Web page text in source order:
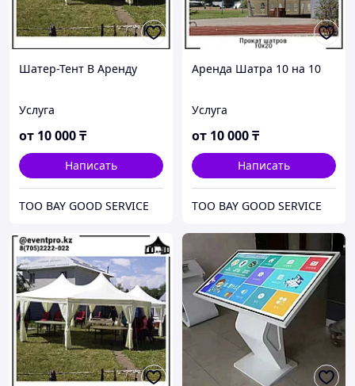
Шатер-Тент В Аренду
Услуга
от 10 000₸
Написать
ТОО BAY GOOD SERVICE
Аренда Шатра 10 на 10
Услуга
от 10 000₸
Написать
ТОО BAY GOOD SERVICE